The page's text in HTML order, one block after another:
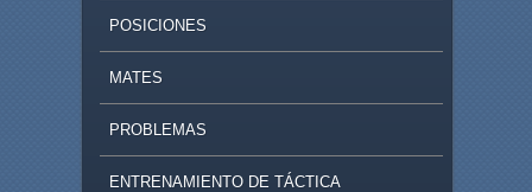
POSICIONES
MATES
PROBLEMAS
ENTRENAMIENTO DE TÁCTICA